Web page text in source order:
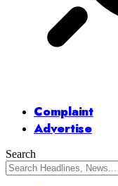
Complaint
Advertise
Search